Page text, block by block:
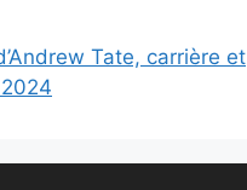
Tate, carrière et